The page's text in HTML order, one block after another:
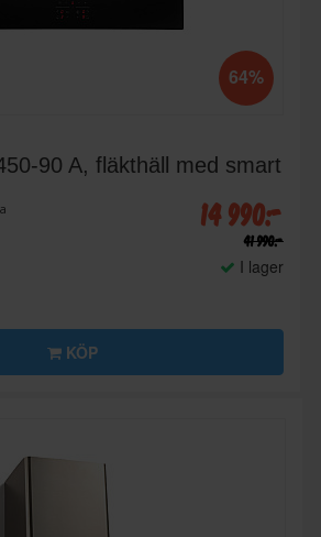
64%
90 A, fläkthäll med smart
14 990:-
41 990:-
I lager
KÖP